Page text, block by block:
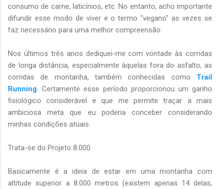
consumo de carne, laticínios, etc. No entanto, acho importante
difundir esse modo de viver e o termo "vegano" as vezes se
faz necessário para uma melhor compreensão.
Nos últimos três anos dediquei-me com vontade às corridas
de longa distância, especialmente àquelas fora do asfalto, as
corridas de montanha, também conhecidas como Trail
Running . Certamente esse período proporcionou um ganho
fisiológico considerável e que me permite traçar a mais
ambiciosa meta que eu poderia conceber considerando
minhas condições atuais.
Trata-se do Projeto 8.000.
Basicamente é a ideia de estar em uma montanha com
altitude superior a 8.000 metros (existem apenas 14 delas,